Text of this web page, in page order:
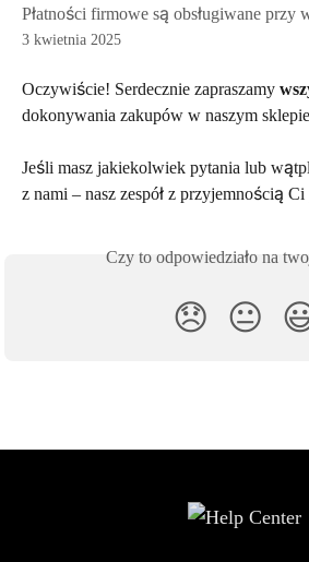
Płatności firmowe są obsługiwane przy
3 kwietnia 2025
Oczywiście! Serdecznie zapraszamy
dokonywania zakupów w naszym
Jeśli masz jakiekolwiek pytania lub
z nami – nasz zespół z przyjemnością
Czy to odpowiedziało na
😞 😐